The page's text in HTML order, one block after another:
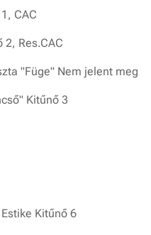
CAC
Res.CAC
"Füge" Nem jelent meg
Kitűnő 3
Kitűnő 6